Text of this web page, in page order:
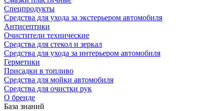
Спецпродукты
Средства для ухода за экстерьером автомобиля
Антисептики
Очистители технические
Средства для стекол и зеркал
Средства для ухода за интерьером автомобиля
Герметики
Присадки в топливо
Средства для мойки автомобиля
Средства для очистки рук
О бренде
База знаний